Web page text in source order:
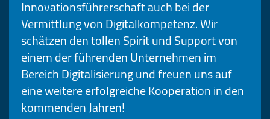
Innovationsführerschaft auch bei der
Vermittlung von Digitalkompetenz. Wir
schätzen den tollen Spirit und Support von
einem der führenden Unternehmen im
Bereich Digitalisierung und freuen uns auf
eine weitere erfolgreiche Kooperation in den
kommenden Jahren!